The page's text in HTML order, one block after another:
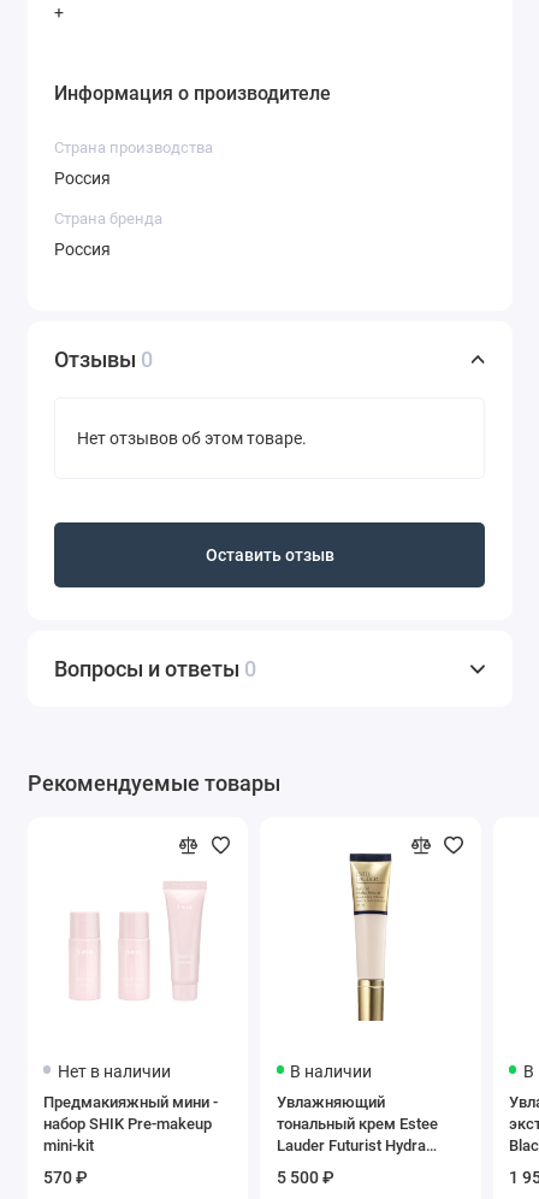
+
Информация о производителе
Страна производства
Россия
Страна бренда
Россия
Отзывы 0
Нет отзывов об этом товаре.
Оставить отзыв
Вопросы и ответы 0
Рекомендуемые товары
Нет в наличии
Предмакияжный мини -
набор SHIK Pre-makeup
mini-kit
570 ₽
В наличии
Увлажняющий
тональный крем Estee
Lauder Futurist Hydra
35 мл
5 500 ₽
В
1